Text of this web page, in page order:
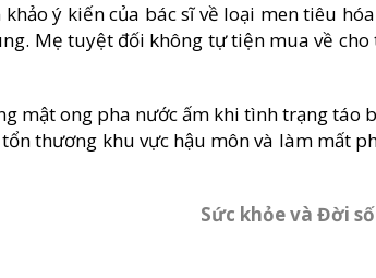
ý kiến của bác sĩ về loại men tiêu
Mẹ tuyệt đối không tự tiện mua về cho
mật ong pha nước ấm khi tình trạng táo
thương khu vực hậu môn và làm mất
Sức khỏe và Đời